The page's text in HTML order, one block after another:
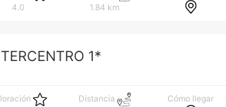
4.0
1.84 km
1*
Distancia
Cómo llegar